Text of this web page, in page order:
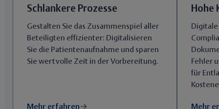
Schlankere Prozesse
Gestalten Sie das Zusammenspiel aller
Beteiligten effizienter: Digitalisieren
Sie die Patientenaufnahme und sparen
Sie wertvolle Zeit in der Vorbereitung.
Mehr erfahren
Hohe
Digitale
Fehler
für
Mehr